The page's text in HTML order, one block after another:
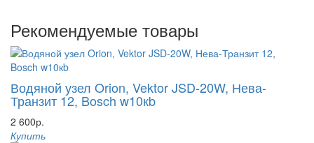
Рекомендуемые товары
Водяной узел Orion, Vektor JSD-20W, Нева-
Транзит 12, Bosch w10кb
2 600р.
Купить